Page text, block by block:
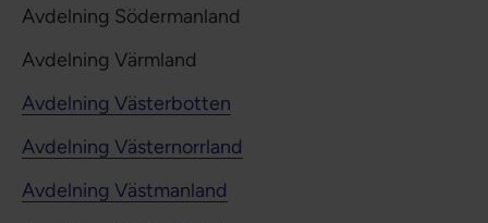
Avdelning Södermanland
Avdelning Värmland
Avdelning Västerbotten
Avdelning Västernorrland
Avdelning Västmanland